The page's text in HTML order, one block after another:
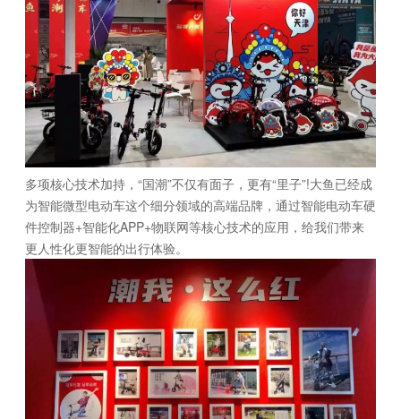
多项核心技术加持，“国潮”不仅有面子，更有“里子”!大鱼已经成
为智能微型电动车这个细分领域的高端品牌，通过智能电动车硬
件控制器+智能化APP+物联网等核心技术的应用，给我们带来
更人性化更智能的出行体验。